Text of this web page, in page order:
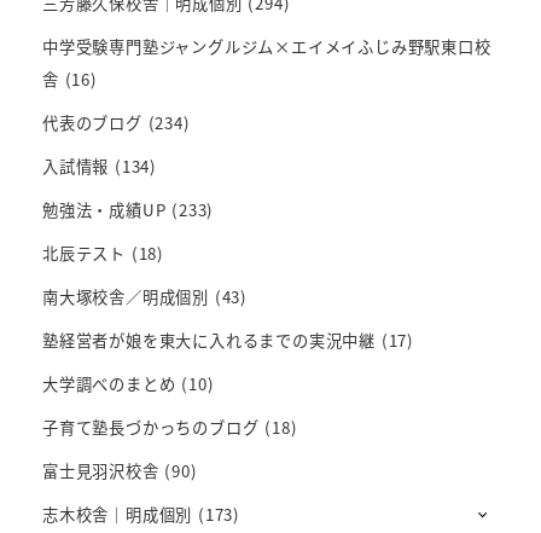
中学受験専門塾ジャングルジム×エイメイふじみ野駅東口校
舎 (16)
代表のブログ (234)
入試情報 (134)
勉強法・成績UP (233)
北辰テスト (18)
南大塚校舎／明成個別 (43)
塾経営者が娘を東大に入れるまでの実況中継 (17)
大学調べのまとめ (10)
子育て塾長づかっちのブログ (18)
富士見羽沢校舎 (90)
志木校舎｜明成個別 (173)